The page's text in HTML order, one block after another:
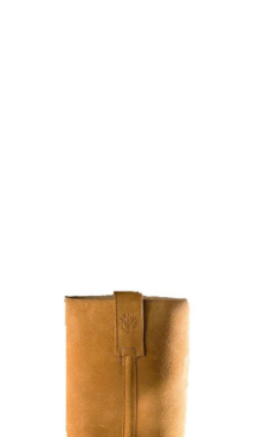
peuvent être
a plusieurs